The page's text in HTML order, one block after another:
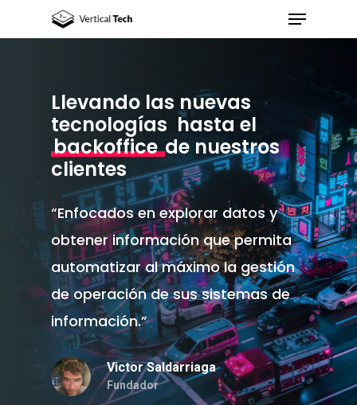
Hit enter to search or ESC to close
Llevando las nuevas
tecnologías hasta el
backofficede nuestros
clientes
“Enfocados en explorar datos y
obtener información que permita
automatizar al máximo la gestión
de operación de sus sistemas de
información.”
Victor Saldarriaga
Fundador